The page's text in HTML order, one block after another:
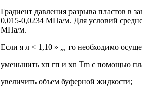
Градиент давления разрыва пластов в
0,015-0,0234 МПа/м. Для условий
МПа/м.
Если я л < 1,10 » „, то необходимо
уменьшить хп гп и xn Tm с помощью
увеличить объем буферной жидкости;